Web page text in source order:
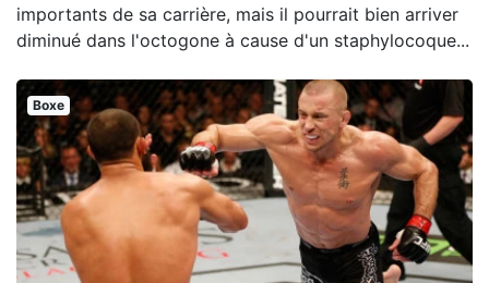
importants de sa carrière, mais il pourrait bien arriver
diminué dans l'octogone à cause d'un staphylocoque...
Boxe